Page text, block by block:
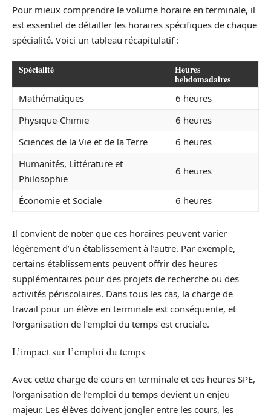
Pour mieux comprendre le volume horaire en terminale, il
est essentiel de détailler les horaires spécifiques de chaque
spécialité. Voici un tableau récapitulatif :
Spécialité Heures
hebdomadaires
Mathématiques
6 heures
Physique-Chimie
6 heures
Sciences de la Vie et de la Terre
6 heures
Humanités, Littérature et
Philosophie
6 heures
Économie et Sociale 6 heures
Il convient de noter que ces horaires peuvent varier
légèrement d’un établissement à l’autre. Par exemple,
certains établissements peuvent offrir des heures
supplémentaires pour des projets de recherche ou des
activités périscolaires. Dans tous les cas, la charge de
travail pour un élève en terminale est conséquente, et
l’organisation de l’emploi du temps est cruciale.
L’impact sur l’emploi du temps
Avec cette charge de cours en terminale et ces heures SPE,
l’organisation de l’emploi du temps devient un enjeu
majeur. Les élèves doivent jongler entre les cours, les